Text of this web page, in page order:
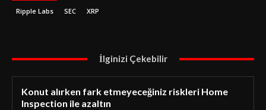
Ripple Labs
SEC XRP
İlginizi Çekebilir
Konut alırken fark etmeyeceğiniz riskleri Home
Inspection ile azaltın